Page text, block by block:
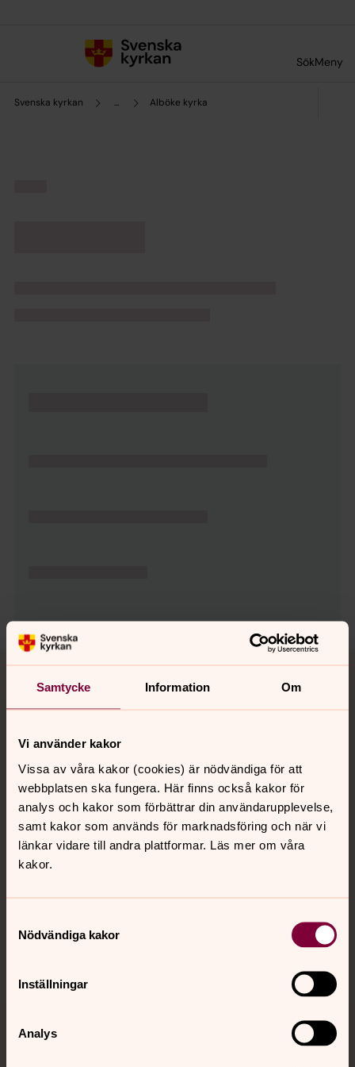
Samtycke Information Om
Vi använder kakor
Vissa av våra kakor (cookies) är nödvändiga för att
webbplatsen ska fungera. Här finns också kakor för
analys och kakor som förbättrar din användarupplevelse,
samt kakor som används för marknadsföring och när vi
länkar vidare till andra plattformar. Läs mer om våra
kakor.
Nödvändiga kakor
Inställningar
Analys
SökMeny
Svenska kyrkan ... Alböke kyrka
Tillbaka till toppen
Tillbaka till innehållet
Kontakt
Kalender
Hitta snabbt
Jourhavande präst